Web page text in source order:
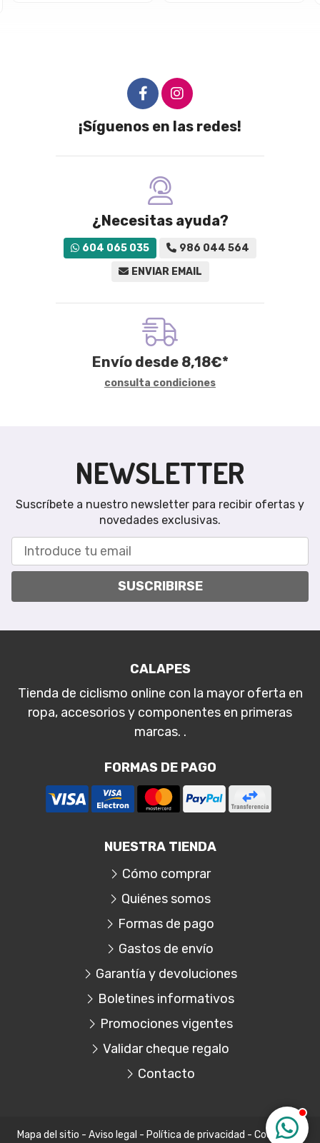
¡Síguenos en las redes!
¿Necesitas ayuda?
604 065 035
986 044 564
ENVIAR EMAIL
Envío desde 8,18€*
consulta condiciones
NEWSLETTER
Suscríbete a nuestro newsletter para recibir ofertas y
novedades exclusivas.
SUSCRIBIRSE
CALAPES
Tienda de ciclismo online con la mayor oferta en
ropa, accesorios y componentes en primeras
marcas. .
FORMAS DE PAGO
NUESTRA TIENDA
Cómo comprar
Quiénes somos
Formas de pago
Gastos de envío
Garantía y devoluciones
Boletines informativos
Promociones vigentes
Validar cheque regalo
Contacto
Mapa del sitio - Aviso legal - Política de privacidad - Cookies-